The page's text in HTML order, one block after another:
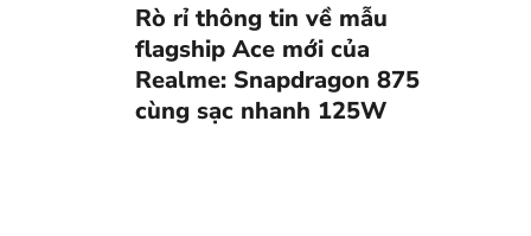
Rò rỉ thông tin về mẫu
flagship Ace mới của
Realme: Snapdragon 875
cùng sạc nhanh 125W